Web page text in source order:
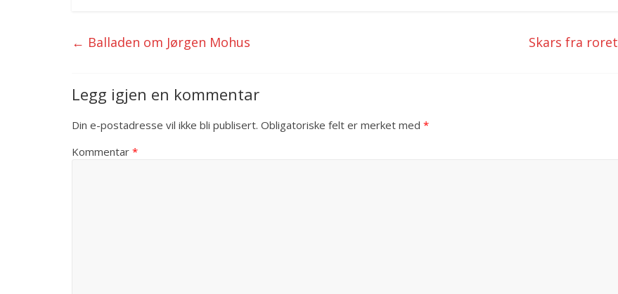
← Balladen om Jørgen Mohus Skars fra roret
Legg igjen en kommentar
Din e-postadresse vil ikke bli publisert. Obligatoriske felt er merket med *
Kommentar *